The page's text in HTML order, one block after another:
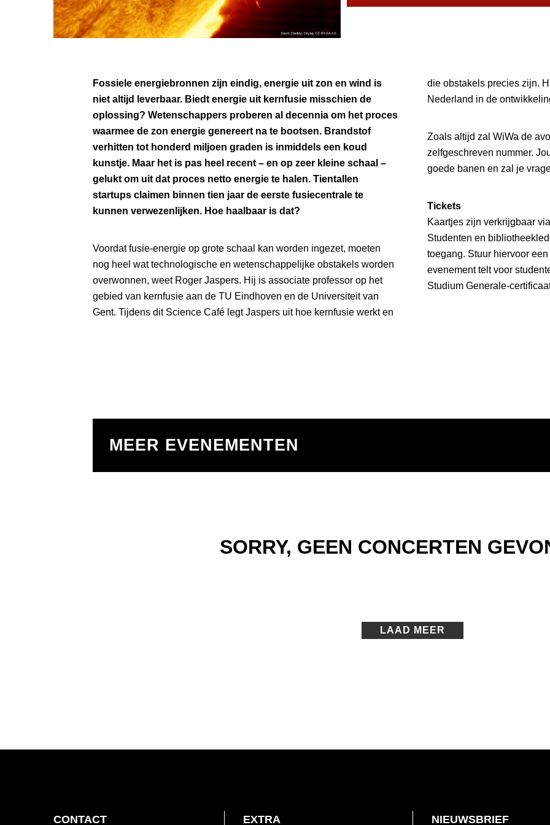
Fossiele energiebronnen zijn eindig, energie uit zon en wind is
niet altijd leverbaar. Biedt energie uit kernfusie misschien de
oplossing? Wetenschappers proberen al decennia om het proces
waarmee de zon energie genereert na te bootsen. Brandstof
verhitten tot honderd miljoen graden is inmiddels een koud
kunstje. Maar het is pas heel recent – en op zeer kleine schaal –
gelukt om uit dat proces netto energie te halen. Tientallen
startups claimen binnen tien jaar de eerste fusiecentrale te
kunnen verwezenlijken. Hoe haalbaar is dat?
Voordat fusie-energie op grote schaal kan worden ingezet, moeten
nog heel wat technologische en wetenschappelijke obstakels worden
overwonnen, weet Roger Jaspers. Hij is associate professor op het
gebied van kernfusie aan de TU Eindhoven en de Universiteit van
Gent. Tijdens dit Science Café legt Jaspers uit hoe kernfusie werkt en
die obstakels precies zijn.
Nederland in de
Zoals altijd zal WiWa de
zelfgeschreven nummer.
goede banen en zal je
Tickets
Kaartjes zijn verkrijgbaar
Studenten en
toegang. Stuur hiervoor
evenement telt voor
Studium Generale-
MEER EVENEMENTEN
SORRY, GEEN CONCERTEN
LAAD MEER
FOOTERCONTACT EXTRA NIEUWSBRIEF